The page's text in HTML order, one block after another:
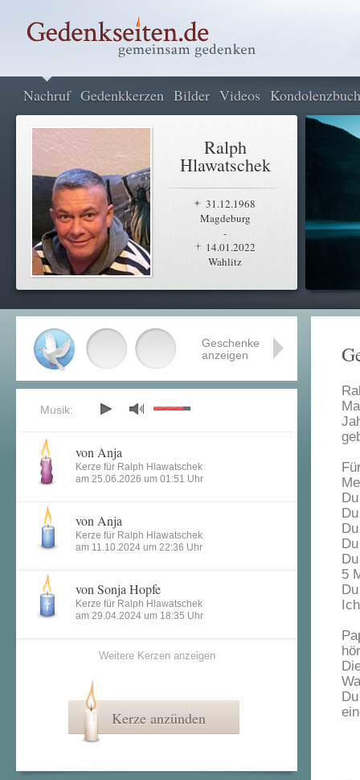
Nachruf Gedenkkerzen Bilder Videos Kondolenzbuch
Ralph
Hlawatschek
31.12.1968
Magdeburg
-
14.01.2022
Wahlitz
5
Geschenke
anzeigen
Musik:
von Anja
Kerze für Ralph Hlawatschek
am 25.06.2026 um 01:51 Uhr
von Anja
Kerze für Ralph Hlawatschek
am 11.10.2024 um 22:36 Uhr
von Sonja Hopfe
Kerze für Ralph Hlawatschek
am 29.04.2024 um 18:35 Uhr
Weitere Kerzen anzeigen
Kerze anzünden